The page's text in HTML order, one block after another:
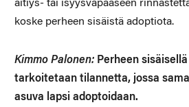
äitiys- tai isyysvapaaseen
koske perheen sisäistä adoptiota.
Kimmo Palonen:Perheen
tarkoitetaan tilannetta, jossa
asuva lapsi adoptoidaan.